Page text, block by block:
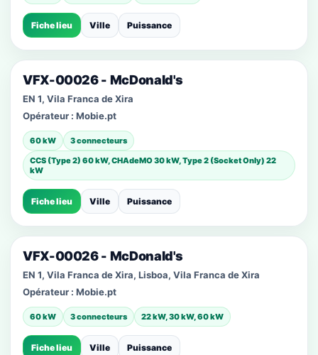
Fiche lieu Ville Puissance
VFX-00026 - McDonald's
EN 1, Vila Franca de Xira
Opérateur : Mobie.pt
60 kW
3 connecteurs
CCS (Type 2) 60 kW, CHAdeMO 30 kW, Type 2 (Socket Only) 22
kW
Fiche lieu Ville Puissance
VFX-00026 - McDonald's
EN 1, Vila Franca de Xira, Lisboa, Vila Franca de Xira
Opérateur : Mobie.pt
60 kW 3 connecteurs 22 kW, 30 kW, 60 kW
Fiche lieu Ville Puissance